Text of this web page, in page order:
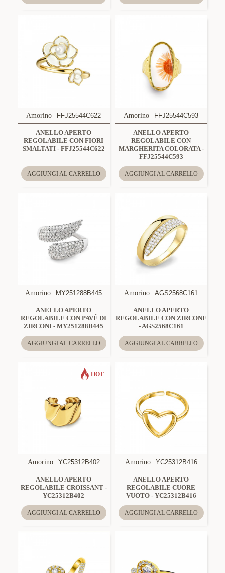
Amorino FFJ25544C622
ANELLO APERTO
REGOLABILE CON FIORI
SMALTATI - FFJ25544C622
AGGIUNGI AL CARRELLO
Amorino FFJ25544C593
ANELLO APERTO
REGOLABILE CON
MARGHERITA COLORATA -
FFJ25544C593
AGGIUNGI AL CARRELLO
Amorino MY251288B445
ANELLO APERTO
REGOLABILE CON PAVÉ DI
ZIRCONI - MY251288B445
AGGIUNGI AL CARRELLO
Amorino AGS2568C161
ANELLO APERTO
REGOLABILE CON ZIRCONE
- AGS2568C161
AGGIUNGI AL CARRELLO
HOT
Amorino YC25312B402
ANELLO APERTO
REGOLABILE CROISSANT -
YC25312B402
AGGIUNGI AL CARRELLO
Amorino YC25312B416
ANELLO APERTO
REGOLABILE CUORE
VUOTO - YC25312B416
AGGIUNGI AL CARRELLO